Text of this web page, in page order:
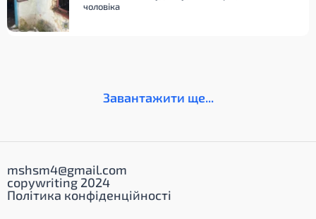
чоловіка
Завантажити ще...
mshsm4@gmail.com
copywriting 2024
Політика конфіденційності